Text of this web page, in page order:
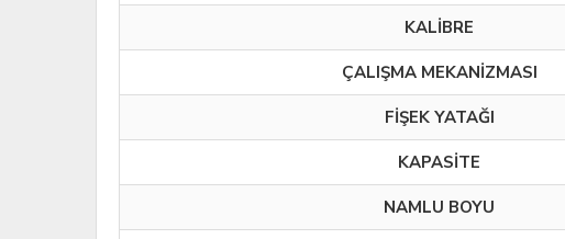
KALİBRE
ÇALIŞMA MEKANİZMASI
FİŞEK YATAĞI
KAPASİTE
NAMLU BOYU